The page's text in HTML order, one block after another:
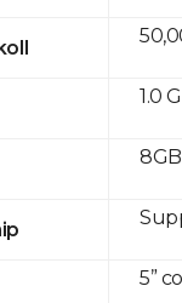
1.0
5”